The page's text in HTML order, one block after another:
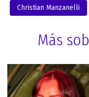
Christian Manzanelli
Más